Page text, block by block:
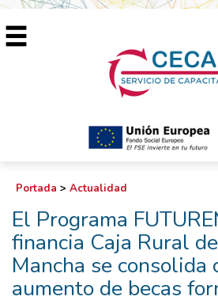
Portada > Actualidad
El Programa
financia Caja Rural
Mancha se consolida
aumento de becas